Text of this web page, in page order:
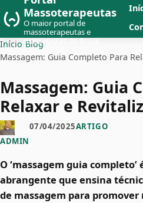
Massoterapeutas
O maior portal de
massoterapeutas e
massagistas do Brasil
Início Blog/
Massagem: Guia Completo Para
Massagem: Guia
Relaxar e
ADMIN
07/04/2025ARTIGO
O ‘massagem guia completo’
abrangente que ensina
de massagem para